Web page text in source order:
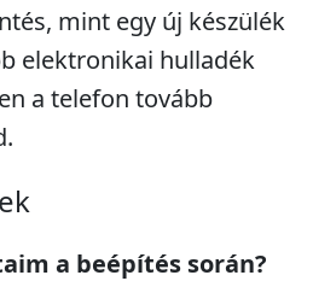
mint egy új készülék
elektronikai hulladék
a telefon tovább
a beépítés során?